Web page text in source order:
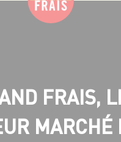
FRAIS,
MARCHÉ